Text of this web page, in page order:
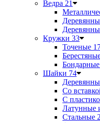
Ведра 21
Кружки 33
Точеные
Бондарные
Шайки 74
Со
С
Латунные
Стальные